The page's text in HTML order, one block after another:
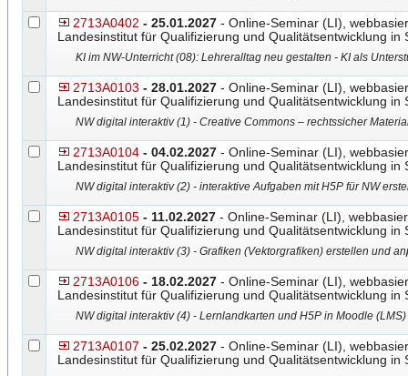
2713A0402 - 25.01.2027 - Online-Seminar (LI),
Landesinstitut für Qualifizierung und Qualitätsentwicklung in
KI im NW-Unterricht (08): Lehreralltag neu gestalten - KI als
2713A0103 - 28.01.2027 - Online-Seminar (LI),
Landesinstitut für Qualifizierung und Qualitätsentwicklung in
NW digital interaktiv (1) - Creative Commons – rechtssicher
2713A0104 - 04.02.2027 - Online-Seminar (LI),
Landesinstitut für Qualifizierung und Qualitätsentwicklung in
NW digital interaktiv (2) - interaktive Aufgaben mit H5P für NW
2713A0105 - 11.02.2027 - Online-Seminar (LI),
Landesinstitut für Qualifizierung und Qualitätsentwicklung in
NW digital interaktiv (3) - Grafiken (Vektorgrafiken) erstellen und
2713A0106 - 18.02.2027 - Online-Seminar (LI),
Landesinstitut für Qualifizierung und Qualitätsentwicklung in
NW digital interaktiv (4) - Lernlandkarten und H5P in Moodle
2713A0107 - 25.02.2027 - Online-Seminar (LI),
Landesinstitut für Qualifizierung und Qualitätsentwicklung in